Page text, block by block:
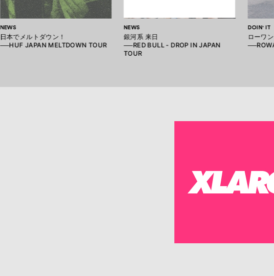
NEWS
日本でメルトダウン！
──HUF JAPAN MELTDOWN TOUR
NEWS
銀河系 来日
──RED BULL - DROP IN JAPAN
TOUR
DOIN' IT
ローワ